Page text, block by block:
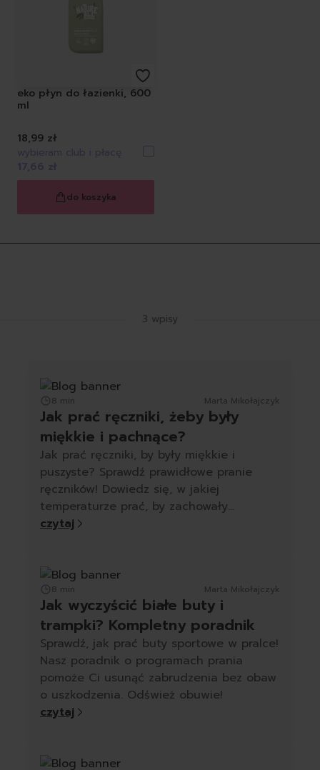
eko płyn do łazienki, 600
ml
18,99 zł
do koszyka
3 wpisy
8 min Marta Mikołajczyk
Jak prać ręczniki, żeby były
miękkie i pachnące?
Jak prać ręczniki, by były miękkie i
puszyste? Sprawdź prawidłowe pranie
ręczników! Dowiedz się, w jakiej
temperaturze prać, by zachowały
miękkość.
czytaj
8 min Marta Mikołajczyk
Jak wyczyścić białe buty i
trampki? Kompletny poradnik
Sprawdź, jak prać buty sportowe w pralce!
Nasz poradnik o programach prania
pomoże Ci usunąć zabrudzenia bez obaw
o uszkodzenia. Odśwież obuwie!
czytaj